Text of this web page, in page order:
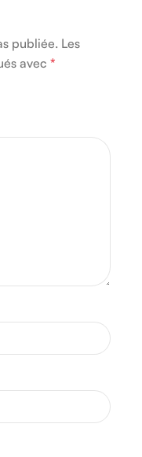
publiée. Les
avec *